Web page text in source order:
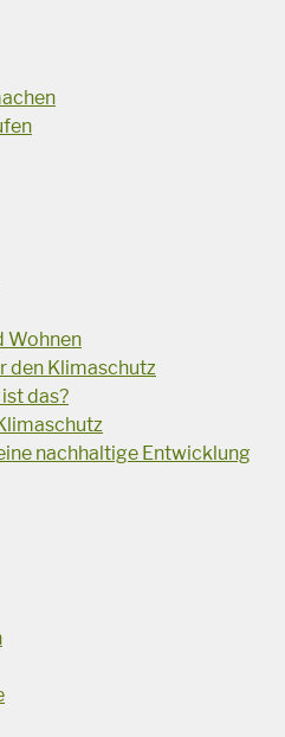
Wohnen
den Klimaschutz
das?
nachhaltige Entwicklung